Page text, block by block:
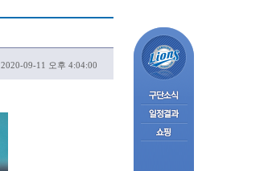
2020-09-11 오후 4:04:00